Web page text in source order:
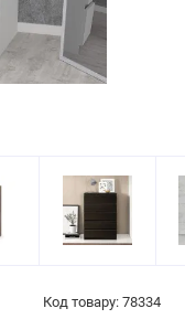
Код товару: 78334